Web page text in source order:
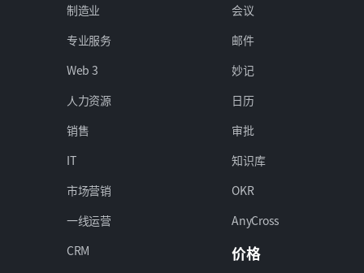
制造业
专业服务
Web 3
人力资源
销售
IT
市场营销
一线运营
CRM
会议
邮件
妙记
日历
审批
知识库
OKR
AnyCross
价格